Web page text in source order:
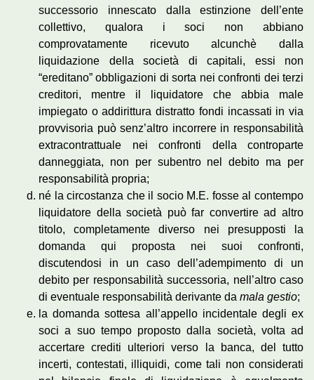
successorio innescato dalla estinzione dell’ente
collettivo, qualora i soci non abbiano
comprovatamente ricevuto alcunchè dalla
liquidazione della società di capitali, essi non
“ereditano” obbligazioni di sorta nei confronti dei terzi
creditori, mentre il liquidatore che abbia male
impiegato o addirittura distratto fondi incassati in via
provvisoria può senz’altro incorrere in responsabilità
extracontrattuale nei confronti della controparte
danneggiata, non per subentro nel debito ma per
responsabilità propria;
né la circostanza che il socio M.E. fosse al contempo
liquidatore della società può far convertire ad altro
titolo, completamente diverso nei presupposti la
domanda qui proposta nei suoi confronti,
discutendosi in un caso dell’adempimento di un
debito per responsabilità successoria, nell’altro caso
di eventuale responsabilità derivante da mala gestio;
la domanda sottesa all’appello incidentale degli ex
soci a suo tempo proposto dalla società, volta ad
accertare crediti ulteriori verso la banca, del tutto
incerti, contestati, illiquidi, come tali non considerati